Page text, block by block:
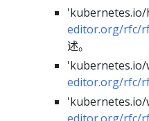
'kubernetes.io/
editor.org/rfc/
述。
'kubernetes.io/
editor.org/rfc/
'kubernetes.io/